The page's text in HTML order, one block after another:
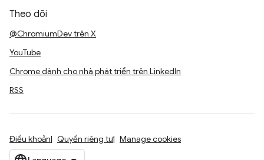
Theo dõi
@ChromiumDev trên X
YouTube
Chrome dành cho nhà phát triển trên LinkedIn
RSS
Điều khoản Quyền riêng tư Manage cookies